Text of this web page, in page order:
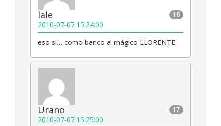
16
lale
2010-07-07 15:24:00
eso si… como banco al mágico LLORENTE.
17
Urano
2010-07-07 15:25:00